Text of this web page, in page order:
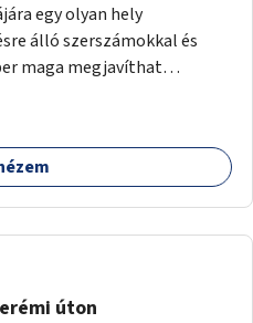
egy olyan hely
álló szerszámokkal és
maga megjavíthat
úton